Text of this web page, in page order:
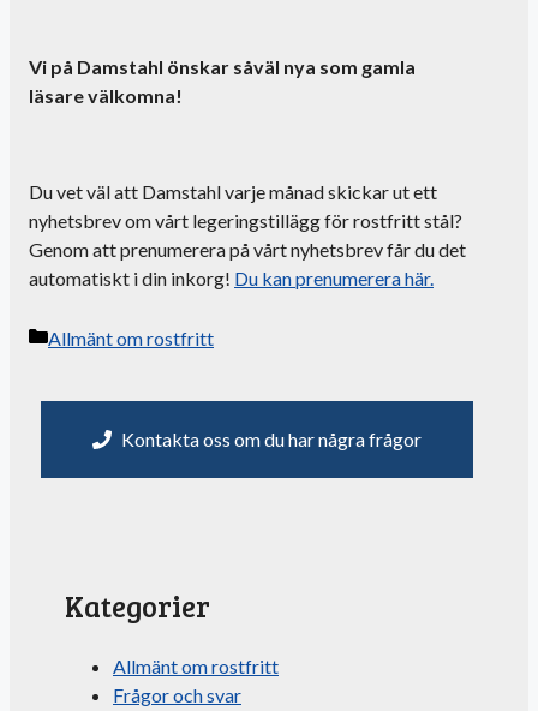
Vi på Damstahl önskar såväl nya som gamla
läsarevälkomna!
Du vet väl att Damstahlvarje månad skickar ut ett
nyhetsbrev om vårt legeringstillägg för rostfritt stål?
Genom att prenumerera på vårt nyhetsbrev får du det
automatiskt i din inkorg! Du kan prenumerera här.
Kategorier
Allmänt om rostfritt
Kontakta oss om du har några frågor
Kategorier
Allmänt om rostfritt
Frågor och svar